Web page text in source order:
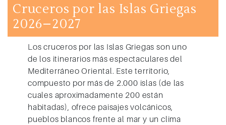
Cruceros por las Islas Griegas
2026–2027
Loscruceros por las Islas Griegas son uno
de los itinerarios más espectaculares del
Mediterráneo Oriental. Este territorio,
compuesto por más de 2.000 islas (de las
cuales aproximadamente 200 están
habitadas), ofrece paisajes volcánicos,
pueblos blancos frente al mar y un clima